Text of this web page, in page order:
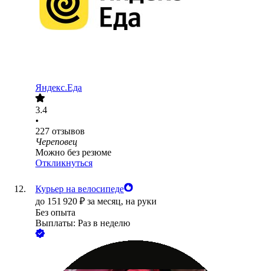
Яндекс.Еда
3.4
•
227 отзывов
Череповец
Можно без резюме
Откликнуться
Курьер на велосипеде
до 151 920 ₽ за месяц, на руки
Без опыта
Выплаты: Раз в неделю